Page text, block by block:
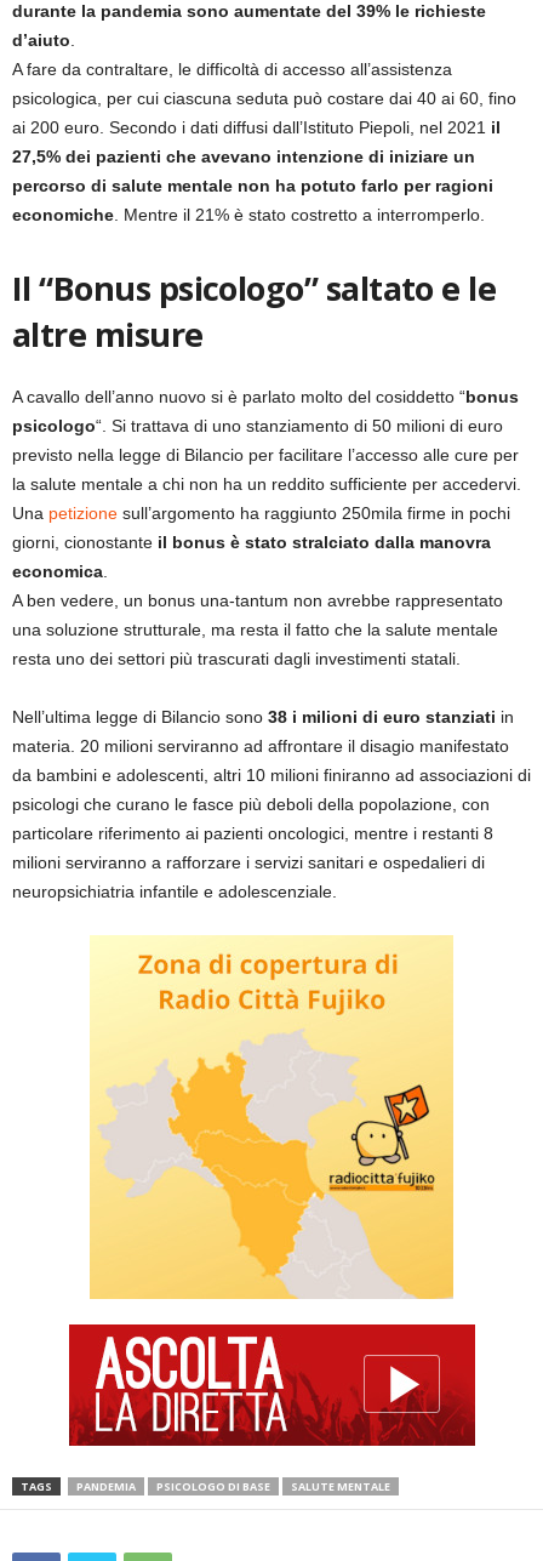
durante la pandemia sono aumentate del 39% le richieste
d’aiuto.
A fare da contraltare, le difficoltà di accesso all’assistenza
psicologica, per cui ciascuna seduta può costare dai 40 ai 60, fino
ai 200 euro. Secondo i dati diffusi dall’Istituto Piepoli, nel 2021 il
27,5% dei pazienti che avevano intenzione di iniziare un
percorso di salute mentale non ha potuto farlo per ragioni
economiche. Mentre il 21% è stato costretto a interromperlo.
Il “Bonus psicologo” saltato e le
altre misure
A cavallo dell’anno nuovo si è parlato molto del cosiddetto “bonus
psicologo“. Si trattava di uno stanziamento di 50 milioni di euro
previsto nella legge di Bilancio per facilitare l’accesso alle cure per
la salute mentale a chi non ha un reddito sufficiente per accedervi.
Una petizione sull’argomento ha raggiunto 250mila firme in pochi
giorni, cionostante il bonus è stato stralciato dalla manovra
economica.
A ben vedere, un bonus una-tantum non avrebbe rappresentato
una soluzione strutturale, ma resta il fatto che la salute mentale
resta uno dei settori più trascurati dagli investimenti statali.
Nell’ultima legge di Bilancio sono 38 i milioni di euro stanziati in
materia. 20 milioni serviranno ad affrontare il disagio manifestato
da bambini e adolescenti, altri 10 milioni finiranno ad associazioni di
psicologi che curano le fasce più deboli della popolazione, con
particolare riferimento ai pazienti oncologici, mentre i restanti 8
milioni serviranno a rafforzare i servizi sanitari e ospedalieri di
neuropsichiatria infantile e adolescenziale.
TAGS PANDEMIA PSICOLOGO DI BASE SALUTE MENTALE